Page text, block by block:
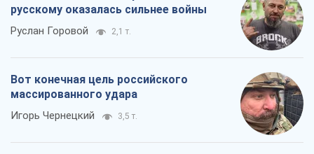
русскому оказалась сильнее войны
Руслан Горовой 2,1 т.
Вот конечная цель российского
массированного удара
Игорь Чернецкий 3,5 т.